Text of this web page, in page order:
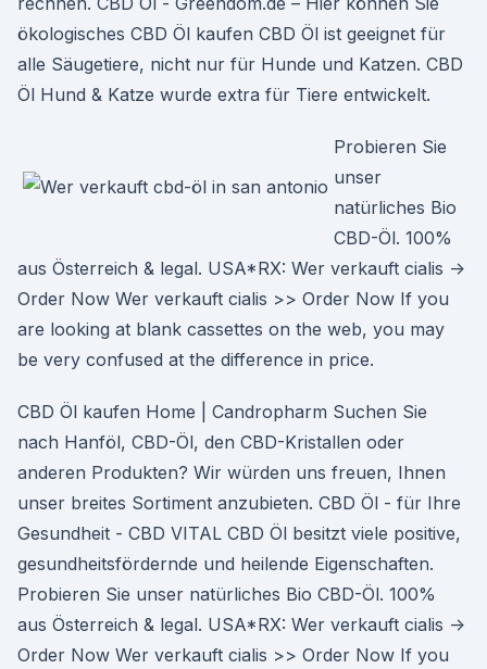
ökologisches CBD Öl kaufen CBD Öl ist geeignet für
alle Säugetiere, nicht nur für Hunde und Katzen. CBD
Öl Hund & Katze wurde extra für Tiere entwickelt.
Probieren Sie
unser
natürliches Bio
CBD-Öl. 100%
aus Österreich & legal. USA*RX: Wer verkauft cialis ->
Order Now Wer verkauft cialis >> Order Now If you
are looking at blank cassettes on the web, you may
be very confused at the difference in price.
CBD Öl kaufen Home | Candropharm Suchen Sie
nach Hanföl, CBD-Öl, den CBD-Kristallen oder
anderen Produkten? Wir würden uns freuen, Ihnen
unser breites Sortiment anzubieten. CBD Öl - für Ihre
Gesundheit - CBD VITAL CBD Öl besitzt viele positive,
gesundheitsfördernde und heilende Eigenschaften.
Probieren Sie unser natürliches Bio CBD-Öl. 100%
aus Österreich & legal. USA*RX: Wer verkauft cialis ->
Order Now Wer verkauft cialis >> Order Now If you